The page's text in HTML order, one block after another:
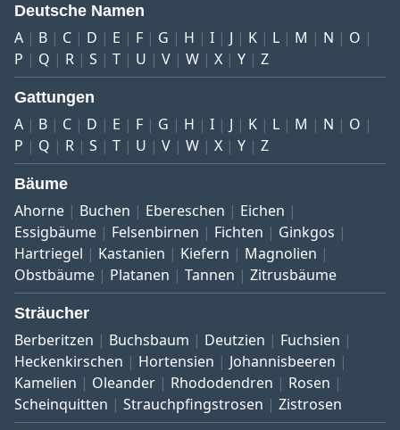
Deutsche Namen
A B C D E F G H I J K L M N
O
P
Q R S T U V W X Y Z
Gattungen
A B C D E F G H I J K L M N
O
P
Q R S T U V W X Y Z
Bäume
Ahorne Buchen Ebereschen
Eichen
Essigbäume
Felsenbirnen Fichten
Ginkgos
Hartriegel
Kastanien Kiefern
Magnolien
Obstbäume
Platanen Tannen Zitrusbäume
Sträucher
Berberitzen Buchsbaum Deutzien
Fuchsien
Heckenkirschen
Hortensien
Johannisbeeren
Kamelien
Oleander Rhododendren
Rosen
Scheinquitten
Strauchpfingstrosen Zistrosen